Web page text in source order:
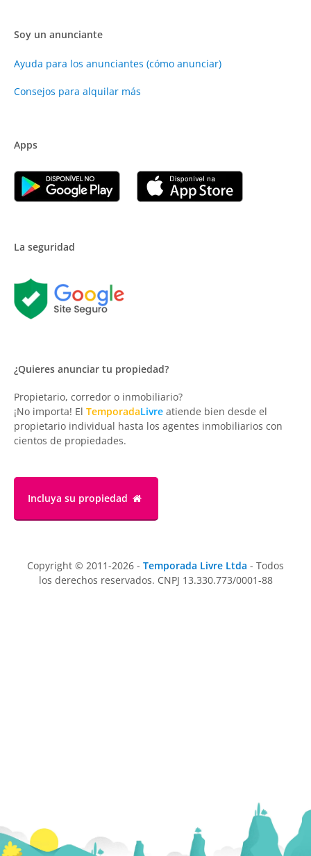
Soy un anunciante
Ayuda para los anunciantes (cómo anunciar)
Consejos para alquilar más
Apps
La seguridad
¿Quieres anunciar tu propiedad?
Propietario, corredor o inmobiliario?
¡No importa! El TemporadaLivre atiende bien desde el
propietario individual hasta los agentes inmobiliarios con
cientos de propiedades.
Incluya su propiedad
Copyright © 2011-2026 - Temporada Livre Ltda - Todos
los derechos reservados. CNPJ 13.330.773/0001-88